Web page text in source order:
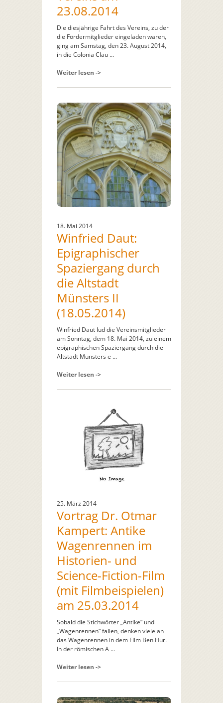
23.08.2014
Die diesjährige Fahrt des Vereins, zu der
die Fördermitglieder eingeladen waren,
ging am Samstag, den 23. August 2014,
in die Colonia Clau ...
Weiter lesen ->
18. Mai 2014
Winfried Daut:
Epigraphischer
Spaziergang durch
die Altstadt
Münsters II
(18.05.2014)
Winfried Daut lud die Vereinsmitglieder
am Sonntag, dem 18. Mai 2014, zu einem
epigraphischen Spaziergang durch die
Altstadt Münsters e ...
Weiter lesen ->
25. März 2014
Vortrag Dr. Otmar
Kampert: Antike
Wagenrennen im
Historien- und
Science-Fiction-Film
(mit Filmbeispielen)
am 25.03.2014
Sobald die Stichwörter „Antike“ und
„Wagenrennen“ fallen, denken viele an
das Wagenrennen in dem Film Ben Hur.
In der römischen A ...
Weiter lesen ->